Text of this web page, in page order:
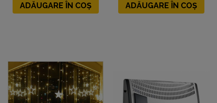
ADĂUGARE ÎN COȘ ADĂUGARE ÎN COȘ